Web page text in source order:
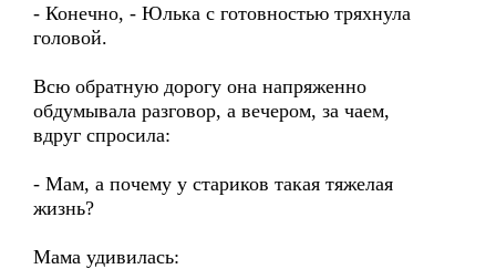
- Конечно, - Юлька с готовностью тряхнула
головой.
Всю обратную дорогу она напряженно
обдумывала разговор, а вечером, за чаем,
вдруг спросила:
- Мам, а почему у стариков такая тяжелая
жизнь?
Мама удивилась: